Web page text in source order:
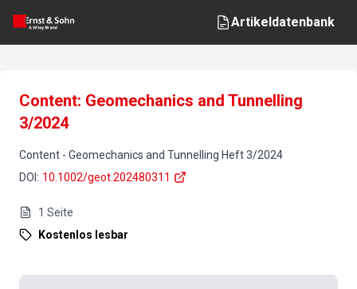
Artikeldatenbank
Content: Geomechanics and Tunnelling
3/2024
Content - Geomechanics and Tunnelling Heft3/2024
DOI : 10.1002/geot.202480311
1 Seite
Kostenlos lesbar